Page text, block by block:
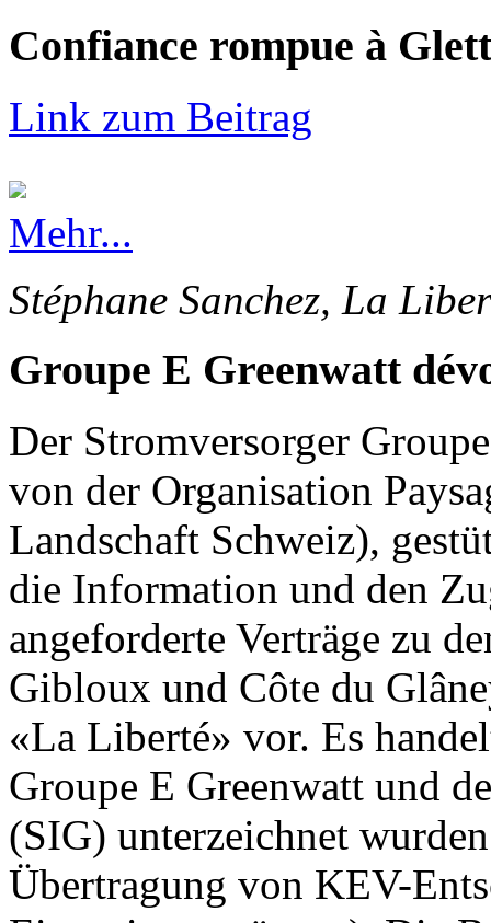
Confiance rompue à
Link zum Beitrag
Mehr...
Stéphane Sanchez, La
Groupe E Greenwatt
Der Stromversorger
von der Organisation
Landschaft Schweiz),
die Information und den
angeforderte Verträge zu
Gibloux und Côte du
«La Liberté» vor. Es
Groupe E Greenwatt und
(SIG) unterzeichnet
Übertragung von KEV-